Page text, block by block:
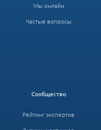
Мы онлайн
Частые вопросы
Сообщество
Рейтинг экспертов